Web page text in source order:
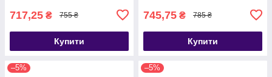
717,25 ₴ 755 ₴
Купити
745,75 ₴ 785 ₴
Купити
–5% –5%